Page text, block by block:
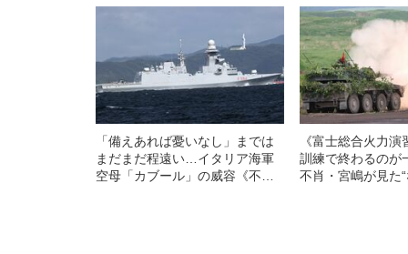
「備えあれば憂いなし」までは
まだまだ程遠い…イタリア海軍
空母「カブール」の威容《不
《富士総合火力
訓練で終わるの
不肖・宮嶋が見た